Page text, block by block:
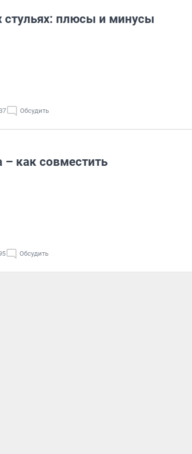
стульях: плюсы и минусы
Обсудить
– как совместить
Обсудить